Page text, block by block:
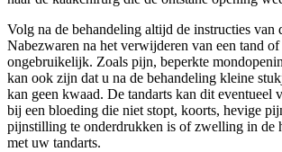
Volg na de behandeling altijd de instructies van
Nabezwaren na het verwijderen van een tand
ongebruikelijk. Zoals pijn, beperkte
kan ook zijn dat u na de behandeling kleine
kan geen kwaad. De tandarts kan dit eventueel
bij een bloeding die niet stopt, koorts, hevige
pijnstilling te onderdrukken is of zwelling in de
met uw tandarts.